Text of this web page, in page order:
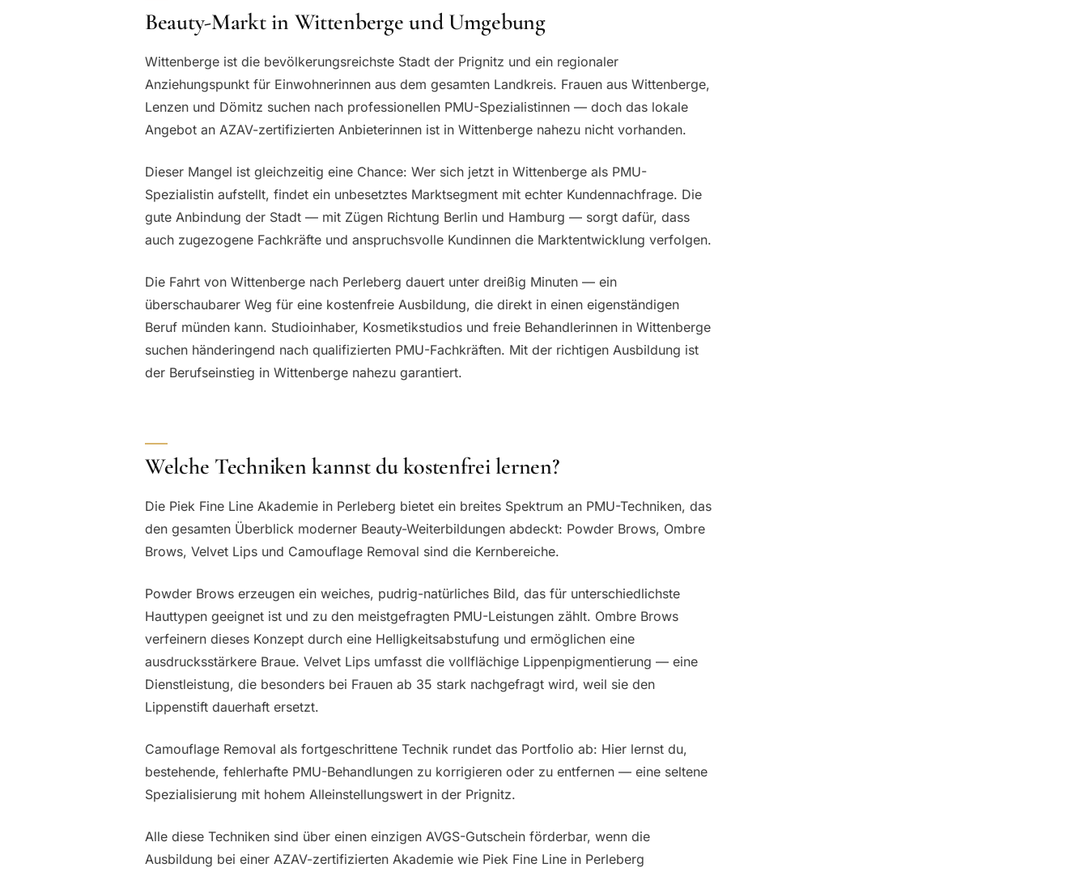
Beauty-Markt in Wittenberge und Umgebung
Wittenberge ist die bevölkerungsreichste Stadt der Prignitz und ein regionaler
Anziehungspunkt für Einwohnerinnen aus dem gesamten Landkreis. Frauen aus Wittenberge,
Lenzen und Dömitz suchen nach professionellen PMU-Spezialistinnen — doch das lokale
Angebot an AZAV-zertifizierten Anbieterinnen ist in Wittenberge nahezu nicht vorhanden.
Dieser Mangel ist gleichzeitig eine Chance: Wer sich jetzt in Wittenberge als PMU-
Spezialistin aufstellt, findet ein unbesetztes Marktsegment mit echter Kundennachfrage. Die
gute Anbindung der Stadt — mit Zügen Richtung Berlin und Hamburg — sorgt dafür, dass
auch zugezogene Fachkräfte und anspruchsvolle Kundinnen die Marktentwicklung verfolgen.
Die Fahrt von Wittenberge nach Perleberg dauert unter dreißig Minuten — ein
überschaubarer Weg für eine kostenfreie Ausbildung, die direkt in einen eigenständigen
Beruf münden kann. Studioinhaber, Kosmetikstudios und freie Behandlerinnen in Wittenberge
suchen händeringend nach qualifizierten PMU-Fachkräften. Mit der richtigen Ausbildung ist
der Berufseinstieg in Wittenberge nahezu garantiert.
Welche Techniken kannst du kostenfrei lernen?
Die Piek Fine Line Akademie in Perleberg bietet ein breites Spektrum an PMU-Techniken, das
den gesamten Überblick moderner Beauty-Weiterbildungen abdeckt: Powder Brows, Ombre
Brows, Velvet Lips und Camouflage Removal sind die Kernbereiche.
Powder Brows erzeugen ein weiches, pudrig-natürliches Bild, das für unterschiedlichste
Hauttypen geeignet ist und zu den meistgefragten PMU-Leistungen zählt. Ombre Brows
verfeinern dieses Konzept durch eine Helligkeitsabstufung und ermöglichen eine
ausdrucksstärkere Braue. Velvet Lips umfasst die vollflächige Lippenpigmentierung — eine
Dienstleistung, die besonders bei Frauen ab 35 stark nachgefragt wird, weil sie den
Lippenstift dauerhaft ersetzt.
Camouflage Removal als fortgeschrittene Technik rundet das Portfolio ab: Hier lernst du,
bestehende, fehlerhafte PMU-Behandlungen zu korrigieren oder zu entfernen — eine seltene
Spezialisierung mit hohem Alleinstellungswert in der Prignitz.
Alle diese Techniken sind über einen einzigen AVGS-Gutschein förderbar, wenn die
Ausbildung bei einer AZAV-zertifizierten Akademie wie Piek Fine Line in Perleberg